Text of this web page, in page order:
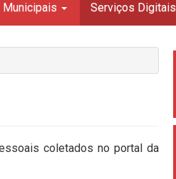
Serviços Digitais
coletados no portal da